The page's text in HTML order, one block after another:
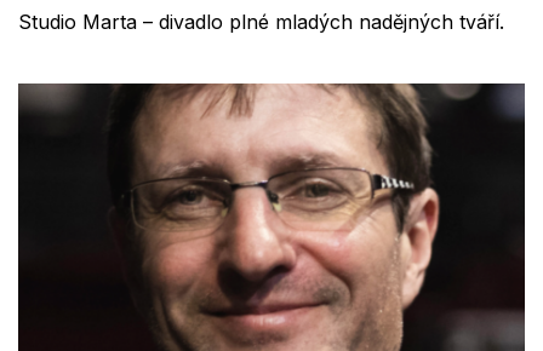
Studio Marta – divadlo plné mladých nadějných tváří.